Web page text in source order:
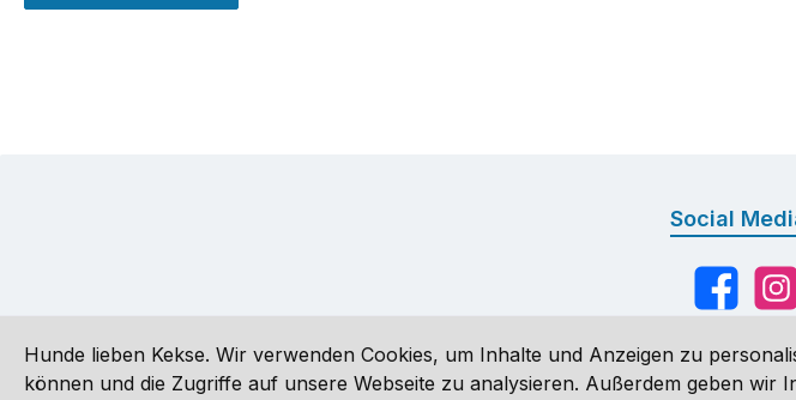
Social
Facebook
Hunde lieben Kekse. Wir verwenden Cookies, um Inhalte und Anzeigen zu
können und die Zugriffe auf unsere Webseite zu analysieren. Außerdem geben